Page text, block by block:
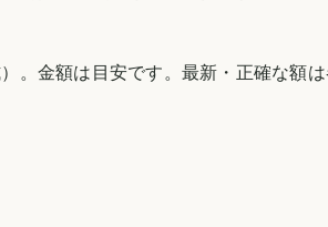
。金額は目安です。最新・正確な額